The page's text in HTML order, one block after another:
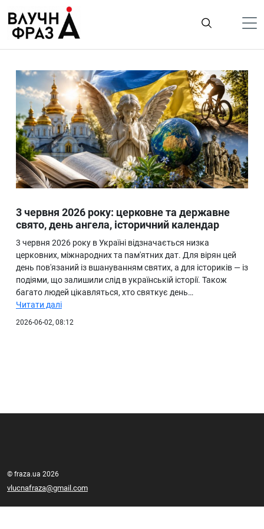
содержимому
Гроші
Життя
Лайфстайл
ТехноНаука
Людина
Ukraine
Про нас
3 червня 2026 року: церковне та державне
свято, день ангела, історичний календар
3 червня 2026 року в Україні відзначається низка
церковних, міжнародних та пам'ятних дат. Для вірян цей
день пов'язаний із вшануванням святих, а для істориків — із
подіями, що залишили слід в українській історії. Також
багато людей цікавляться, хто святкує день…
Читати далі
2026-06-02, 08:12
© fraza.ua 2026
vlucnafraza@gmail.com